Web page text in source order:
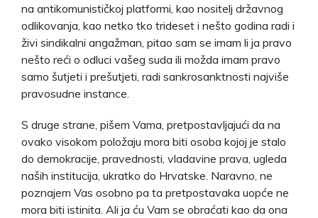
na antikomunističkoj platformi, kao nositelj državnog
odlikovanja, kao netko tko trideset i nešto godina radi i
živi sindikalni angažman, pitao sam se imam li ja pravo
nešto reći o odluci vašeg suda ili možda imam pravo
samo šutjeti i prešutjeti, radi sankrosanktnosti najviše
pravosudne instance.
S druge strane, pišem Vama, pretpostavljajući da na
ovako visokom položaju mora biti osoba kojoj je stalo
do demokracije, pravednosti, vladavine prava, ugleda
naših institucija, ukratko do Hrvatske. Naravno, ne
poznajem Vas osobno pa ta pretpostavaka uopće ne
mora biti istinita. Ali ja ću Vam se obraćati kao da ona